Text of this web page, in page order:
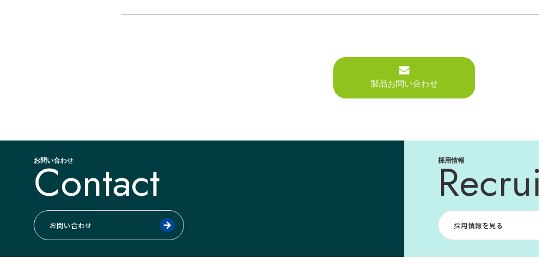
製品お問い合わせ
お問い合わせ
Contact
お問い合わせ
採用情報
採用情報を見る